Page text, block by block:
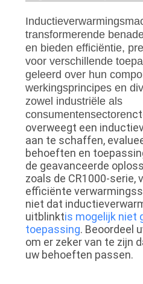
transformerende
en bieden efficiëntie,
voor verschillende
geleerd over hun
werkingsprincipes en
zowel industriële als
consumentensectoren
overweegt een
aan te schaffen,
behoeften en
de geavanceerde
zoals de CR1000-serie,
efficiënte
niet dat
uitblinktis mogelijk niet
toepassing. Beoordeel
om er zeker van te zijn
uw behoeften passen.